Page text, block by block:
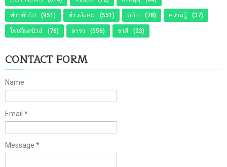
ข่าวทั่วไป (951) ข่าวสังคม (551) คลิป (78) ความรู้ (37)
โซเชียลนิวส์ (76) ดารา (556) ราศี (23)
CONTACT FORM
Name
Email *
Message *